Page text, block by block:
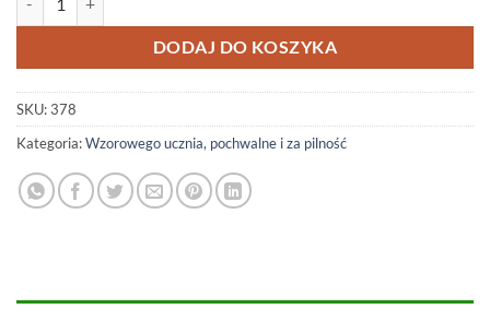
DODAJ DO KOSZYKA
SKU:378
Kategoria:Wzorowego ucznia, pochwalne i za pilność